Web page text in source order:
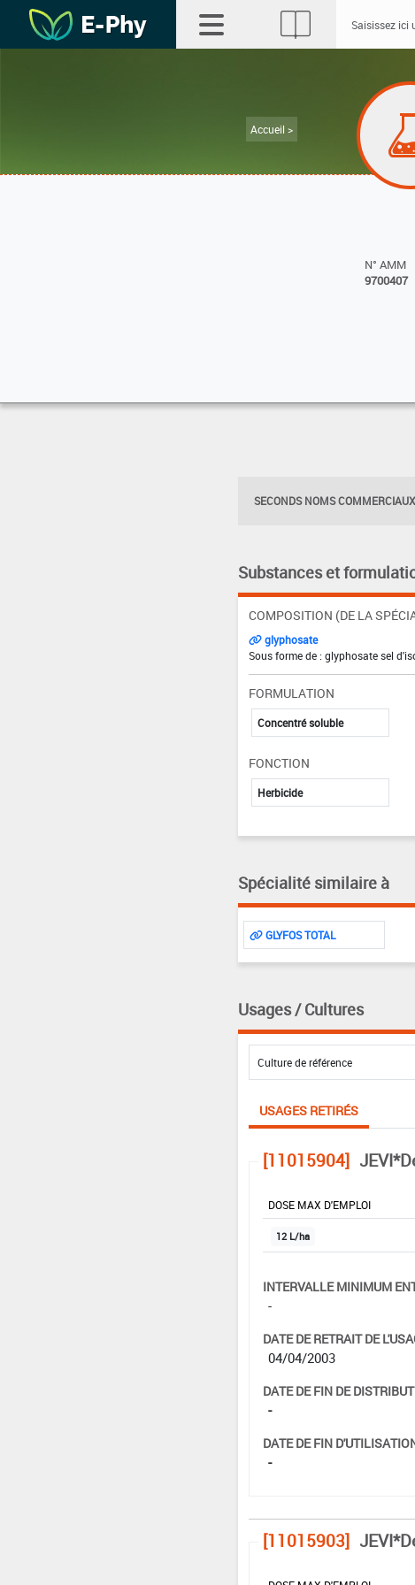
Accueil >
N° AMM
9700407
SECONDS NOMS
Substances et
COMPOSITION (DE LA
glyphosate
Sous forme de : glyphosate sel
FORMULATION
Concentré soluble
FONCTION
Herbicide
Spécialité similaire à
GLYFOS TOTAL
Usages / Cultures
USAGES RETIRÉS
[11015904]
DOSE MAX D'EMPLOI
12 L/ha
INTERVALLE MINIMUM
-
DATE DE RETRAIT DE
04/04/2003
DATE DE FIN DE
-
DATE DE FIN
-
[11015903]